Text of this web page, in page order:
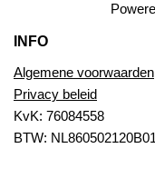
INFO
Algemene voorwaarden
Privacy beleid
KvK: 76084558
BTW: NL860502120B01